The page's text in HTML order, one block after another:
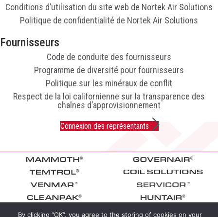
Conditions d’utilisation du site web de Nortek Air Solutions
Politique de confidentialité de Nortek Air Solutions
Fournisseurs
Code de conduite des fournisseurs
Programme de diversité pour fournisseurs
Politique sur les minéraux de conflit
Respect de la loi californienne sur la transparence des
chaînes d’approvisionnement
Connexion des représentants
By clicking “OK”, you agree to the storing of cookies on your